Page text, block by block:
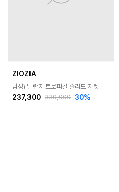
ZIOZIA
남성) 멜란지 트로피칼 솔리드 자켓
237,300 339,000 30%